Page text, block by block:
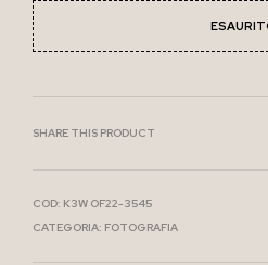
SHARE THIS PRODUCT
COD: K3W OF22-3545
CATEGORIA: FOTOGRAFIA